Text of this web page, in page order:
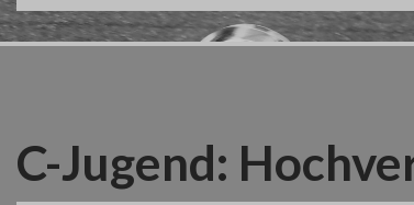
C-Jugend: